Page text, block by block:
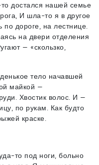
достался нашей семье
И шла-то я в другое
дороге, на лестнице.
на двери отделения
— «скользко,
тело начавшей
майкой —
Хвостик волос. И —
по рукам. Как будто
краске.
то под ноги, больно